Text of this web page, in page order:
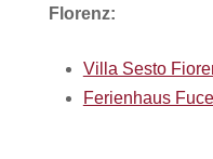
Florenz:
Villa Sesto
Ferienhaus